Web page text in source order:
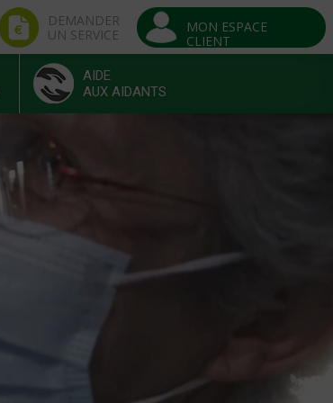
DEMANDER
UN SERVICE
MON ESPACE
CLIENT
AIDE
AUX AIDANTS